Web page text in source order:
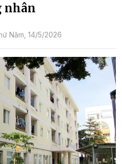
nhân
Năm, 14/5/2026